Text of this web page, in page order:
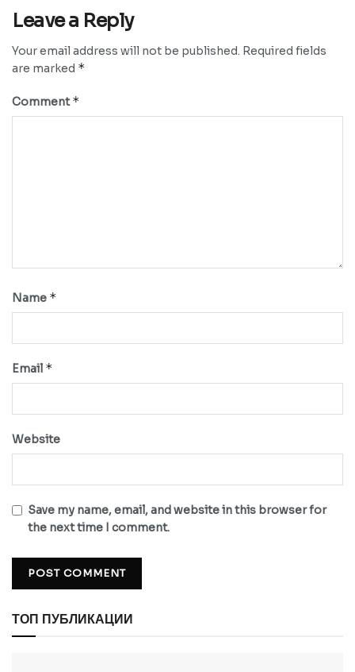
Leave a Reply
Your email address will not be published. Required fields
are marked *
Comment*
Name *
Email *
Website
Save my name, email, and website in this browser for
the next time I comment.
ТОП ПУБЛИКАЦИИ